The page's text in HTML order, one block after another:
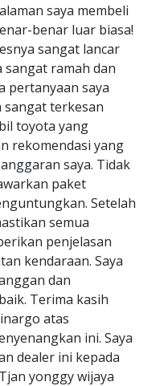
saya membeli
benar luar biasa!
sangat lancar
ramah dan
pertanyaan saya
sangat terkesan
toyota yang
rekomendasi yang
saya. Tidak
paket
Setelah
semua
penjelasan
kendaraan. Saya
dan
Terima kasih
atas
ini. Saya
dealer ini kepada
yonggy wijaya